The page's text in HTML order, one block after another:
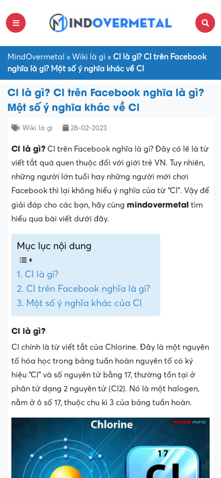
MindOvermetal » Wiki là gì » Cl là gì? Cl trên Facebook
nghĩa là gì? Một số ý nghĩa khác về Cl
Cl là gì? Cl trên Facebook nghĩa là gì?
Một số ý nghĩa khác về Cl
Wiki là gì 28-02-2023
Cl là gì? Cl trên Facebook nghĩa là gì? Đây có lẽ là từ
viết tắt quá quen thuộc đối với giới trẻ VN. Tuy nhiên,
những người lớn tuổi hay những người mới chơi
Facebook thì lại không hiểu ý nghĩa của từ “Cl”. Vậy để
giải đáp cho các bạn, hãy cùng mindovermetal tìm
hiểu qua bài viết dưới đây.
Mục lục nội dung
Cl là gì?
Cl trên Facebook nghĩa là gì?
Một số ý nghĩa khác của Cl
Cl là gì?
Cl chính là từ viết tắt của Chlorine. Đây là một nguyên
tố hóa học trong bảng tuần hoàn nguyên tố có ký
hiệu “Cl” và số nguyên tử bằng 17, thường tồn tại ở
phân tử dạng 2 nguyên tử (Cl2). Nó là một halogen,
nằm ở ô số 17, thuộc chu kì 3 của bảng tuần hoàn.